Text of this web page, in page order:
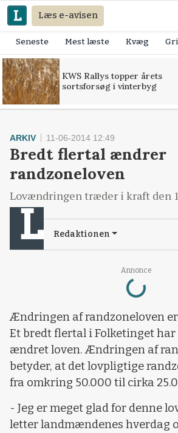
Læs e-avisen
Seneste Mest læste Kvæg
KWS Rallys topper årets
sortsforsøg i vinterbyg
Annonce
Loading...
ARKIV 11-06-2014 12:49
Bredt flertal ændrer
randzoneloven
Lovændringen træder i kraft den
Redaktionen
Ændringen af randzoneloven
Et bredt flertal i Folketinget har
ændret loven. Ændringen af
betyder, at det lovpligtige
fra omkring 50.000 til cirka
- Jeg er meget glad for denne
letter landmændenes hverdag